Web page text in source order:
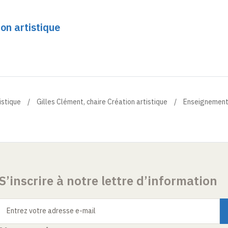
artistique
Gilles Clément, chaire Création artistique
à notre lettre d’information
Entrez votre adresse e-mail